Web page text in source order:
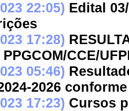
22:05) Edital
17:28)
CCE/
05:46)
2026
17:23) Cursos